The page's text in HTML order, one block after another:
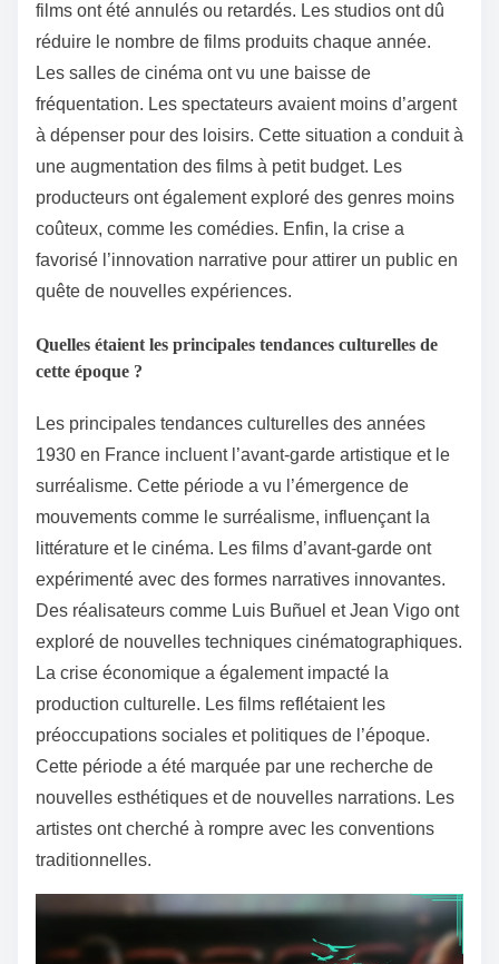
films ont été annulés ou retardés. Les studios ont dû
réduire le nombre de films produits chaque année.
Les salles de cinéma ont vu une baisse de
fréquentation. Les spectateurs avaient moins d’argent
à dépenser pour des loisirs. Cette situation a conduit à
une augmentation des films à petit budget. Les
producteurs ont également exploré des genres moins
coûteux, comme les comédies. Enfin, la crise a
favorisé l’innovation narrative pour attirer un public en
quête de nouvelles expériences.
Quelles étaient les principales tendances culturelles de
cette époque ?
Les principales tendances culturelles des années
1930 en France incluent l’avant-garde artistique et le
surréalisme. Cette période a vu l’émergence de
mouvements comme le surréalisme, influençant la
littérature et le cinéma. Les films d’avant-garde ont
expérimenté avec des formes narratives innovantes.
Des réalisateurs comme Luis Buñuel et Jean Vigo ont
exploré de nouvelles techniques cinématographiques.
La crise économique a également impacté la
production culturelle. Les films reflétaient les
préoccupations sociales et politiques de l’époque.
Cette période a été marquée par une recherche de
nouvelles esthétiques et de nouvelles narrations. Les
artistes ont cherché à rompre avec les conventions
traditionnelles.